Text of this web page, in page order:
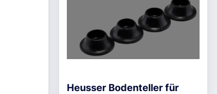
Heusser Bodenteller für